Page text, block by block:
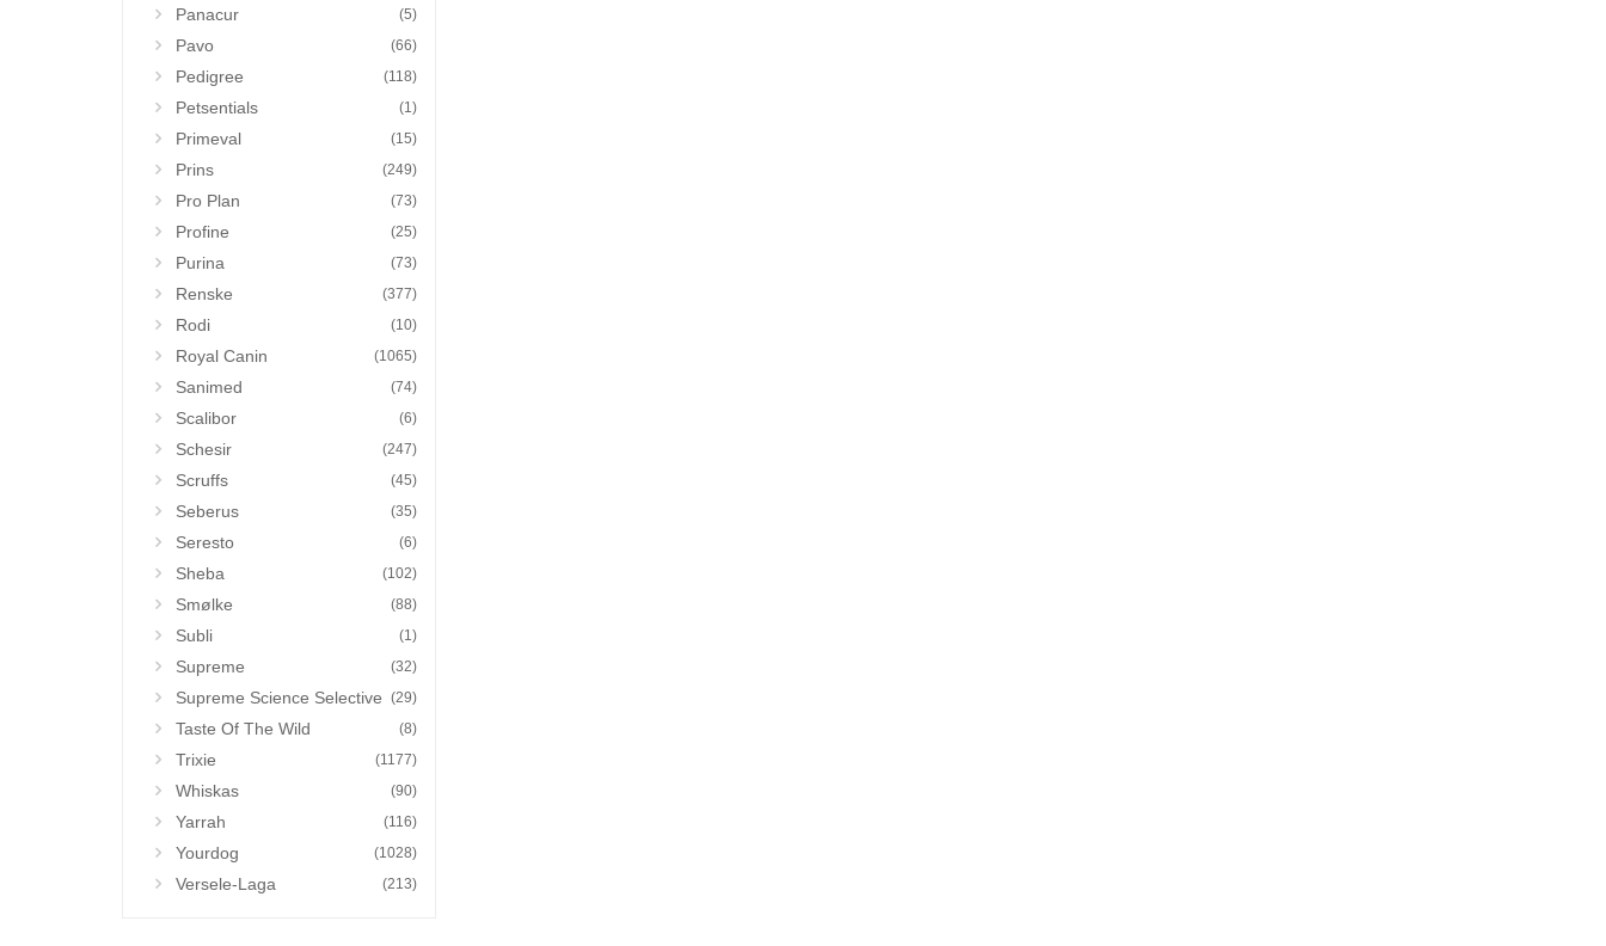
Panacur (5)
Pavo (66)
Pedigree (118)
Petsentials (1)
Primeval (15)
Prins (249)
Pro Plan (73)
Profine (25)
Purina (73)
Renske (377)
Rodi (10)
Royal Canin (1065)
Sanimed (74)
Scalibor (6)
Schesir (247)
Scruffs (45)
Seberus (35)
Seresto (6)
Sheba (102)
Smølke (88)
Subli (1)
Supreme (32)
Supreme Science Selective (29)
Taste Of The Wild (8)
Trixie (1177)
Whiskas (90)
Yarrah (116)
Yourdog (1028)
Versele-Laga (213)